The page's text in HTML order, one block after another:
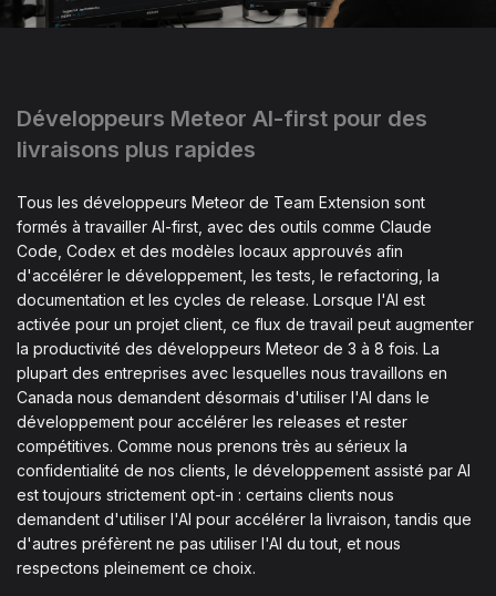
Développeurs Meteor AI-first pour des
livraisons plus rapides
Tous les développeurs Meteor de Team Extension sont
formés à travailler AI-first, avec des outils comme Claude
Code, Codex et des modèles locaux approuvés afin
d'accélérer le développement, les tests, le refactoring, la
documentation et les cycles de release. Lorsque l'AI est
activée pour un projet client, ce flux de travail peut augmenter
la productivité des développeurs Meteor de 3 à 8 fois. La
plupart des entreprises avec lesquelles nous travaillons en
Canada nous demandent désormais d'utiliser l'AI dans le
développement pour accélérer les releases et rester
compétitives. Comme nous prenons très au sérieux la
confidentialité de nos clients, le développement assisté par AI
est toujours strictement opt-in : certains clients nous
demandent d'utiliser l'AI pour accélérer la livraison, tandis que
d'autres préfèrent ne pas utiliser l'AI du tout, et nous
respectons pleinement ce choix.